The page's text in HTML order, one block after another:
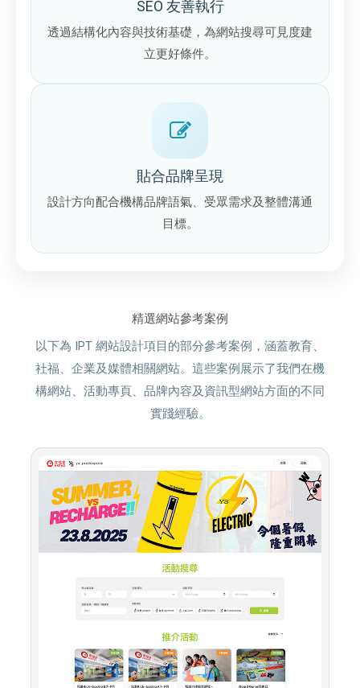
SEO 友善執行
透過結構化內容與技術基礎，為網站搜尋可見度建
立更好條件。
貼合品牌呈現
設計方向配合機構品牌語氣、受眾需求及整體溝通
目標。
精選網站參考案例
以下為 IPT 網站設計項目的部分參考案例，涵蓋教育、
社福、企業及媒體相關網站。這些案例展示了我們在機
構網站、活動專頁、品牌內容及資訊型網站方面的不同
實踐經驗。